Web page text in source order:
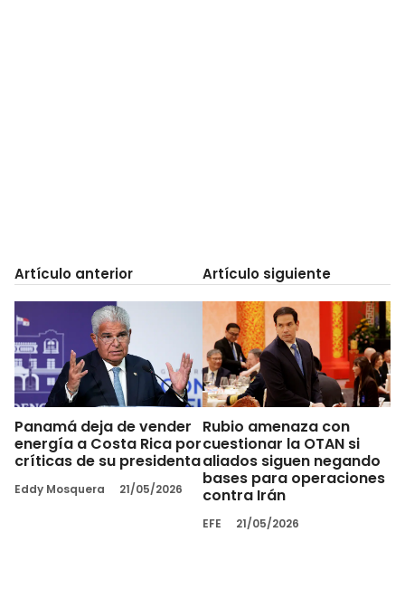
Artículo anterior
Panamá deja de vender
energía a Costa Rica por
críticas de su presidenta
Eddy Mosquera 21/05/2026
Artículo siguiente
Rubio amenaza con
cuestionar la OTAN si
aliados siguen negando
bases para operaciones
contra Irán
EFE 21/05/2026